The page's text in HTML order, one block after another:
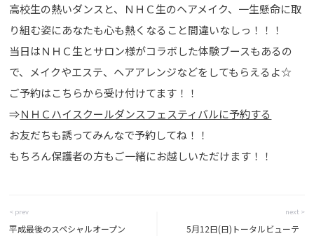
高校生の熱いダンスと、ＮＨＣ生のヘアメイク、一生懸命に取
り組む姿にあなたも心も熱くなること間違いなしっ！！！
当日はＮＨＣ生とサロン様がコラボした体験ブースもあるの
で、メイクやエステ、ヘアアレンジなどをしてもらえるよ☆
ご予約はこちらから受け付けてます！！
⇒ＮＨＣハイスクールダンスフェスティバルに予約する
お友だちも誘ってみんなで予約してね！！
もちろん保護者の方もご一緒にお越しいただけます！！
< prev
平成最後のスペシャルオープン
next >
5月12日(日)トータルビューテ